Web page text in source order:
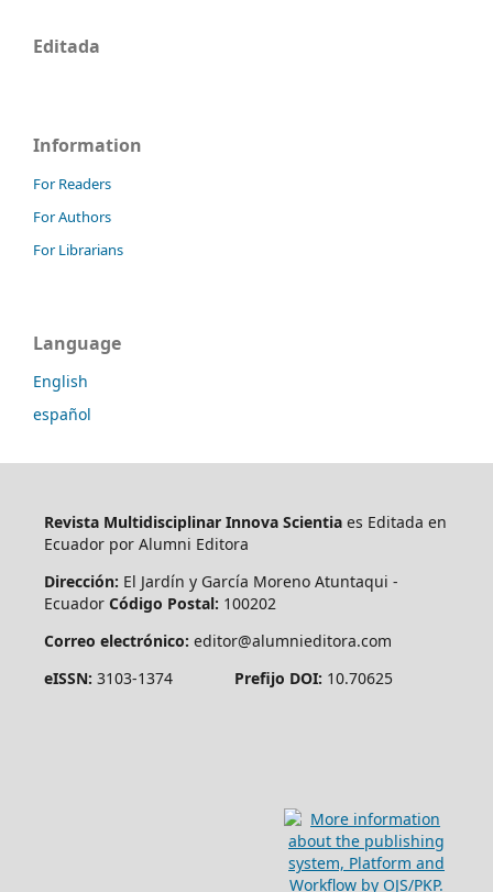
Editada
Information
For Readers
For Authors
For Librarians
Language
English
español
Revista Multidisciplinar Innova Scientiaes Editada en
Ecuador por Alumni Editora
Dirección: El Jardín y García Moreno Atuntaqui -
Ecuador Código Postal: 100202
Correo electrónico: editor@alumnieditora.com
eISSN: 3103-1374 Prefijo DOI: 10.70625